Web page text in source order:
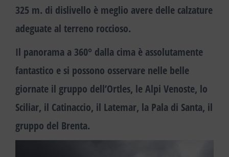
325 m. di dislivello è meglio avere delle calzature
adeguate al terreno roccioso.
Il panorama a 360° dalla cima è assolutamente
fantastico e si possono osservare nelle belle
giornate il gruppo dell’Ortles, le Alpi Venoste, lo
Sciliar, il Catinaccio, il Latemar, la Pala di Santa, il
gruppo del Brenta.